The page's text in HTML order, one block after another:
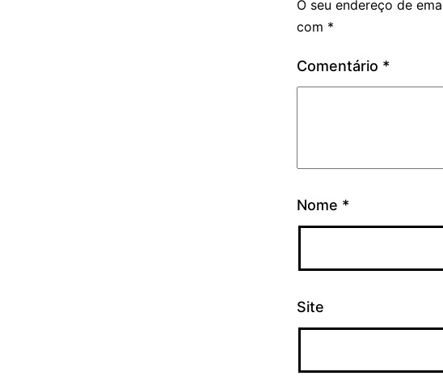
O seu endereço de
com *
Comentário *
Nome *
Site